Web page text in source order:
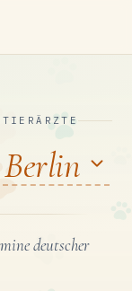
Berlin
deutscher